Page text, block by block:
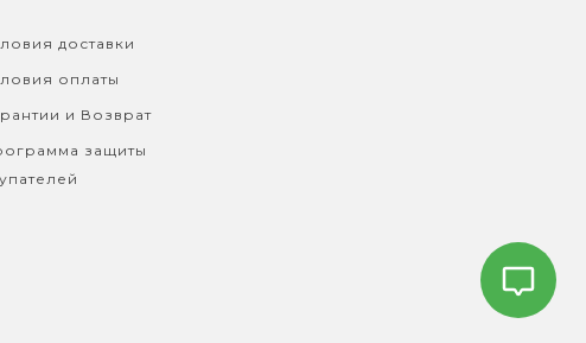
доставки
оплаты
и Возврат
защиты